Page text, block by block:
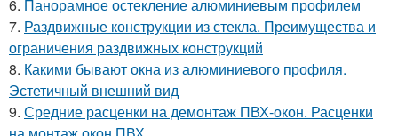
6. Панорамное остекление алюминиевым профилем
7. Раздвижные конструкции из стекла. Преимущества и
ограничения раздвижных конструкций
8. Какими бывают окна из алюминиевого профиля.
Эстетичный внешний вид
9. Средние расценки на демонтаж ПВХ-окон. Расценки